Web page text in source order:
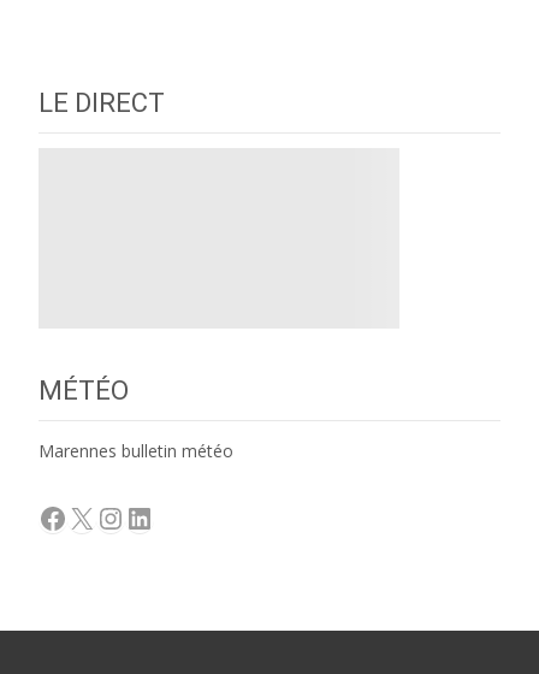
LE DIRECT
MÉTÉO
Marennes bulletin météo
Facebook
X Instagram
LinkedIn